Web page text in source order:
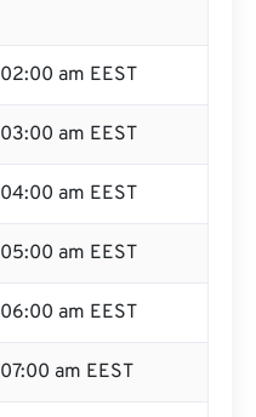
02:00 am EEST
03:00 am EEST
04:00 am EEST
05:00 am EEST
06:00 am EEST
07:00 am EEST